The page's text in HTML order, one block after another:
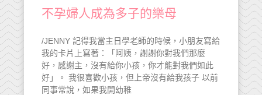
不孕婦人成為多子的樂母
/JENNY 記得我當主日學老師的時候，小朋友寫給
我的卡片上寫著：「阿姨，謝謝你對我們那麼
好，感謝主，沒有給你小孩，你才能對我們如此
好」。 我很喜歡小孩，但上帝沒有給我孩子 以前
同事常說，如果我開幼稚